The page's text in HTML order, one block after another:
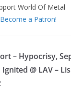
World Of Metal
Become a Patron!
– Hypocrisy,
@ LAV –